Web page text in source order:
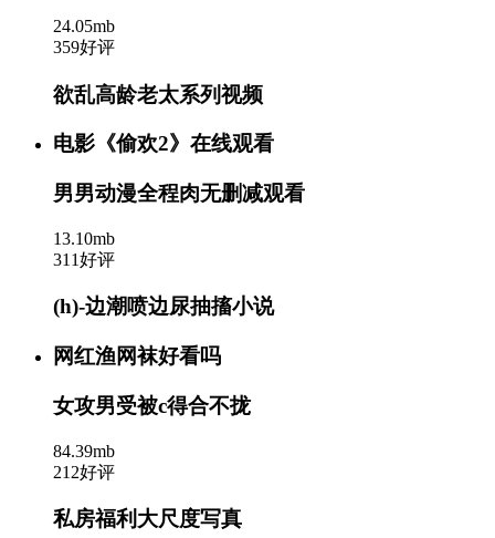
24.05mb
359好评
欲乱高龄老太系列视频
电影《偷欢2》在线观看
男男动漫全程肉无删减观看
13.10mb
311好评
(h)-边潮喷边尿抽搐小说
网红渔网袜好看吗
女攻男受被c得合不拢
84.39mb
212好评
私房福利大尺度写真